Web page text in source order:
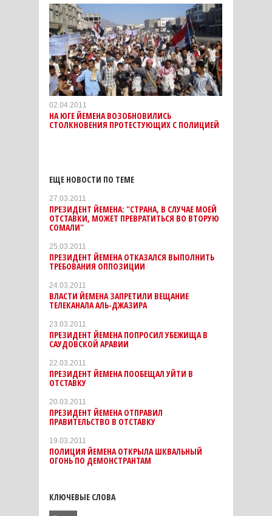
02.04.2011
НА ЮГЕ ЙЕМЕНА ВОЗОБНОВИЛИСЬ
СТОЛКНОВЕНИЯ ПРОТЕСТУЮЩИХ С ПОЛИЦИЕЙ
ЕЩЕ НОВОСТИ ПО ТЕМЕ
27.03.2011
ПРЕЗИДЕНТ ЙЕМЕНА: "СТРАНА, В СЛУЧАЕ МОЕЙ
ОТСТАВКИ, МОЖЕТ ПРЕВРАТИТЬСЯ ВО ВТОРУЮ
СОМАЛИ"
25.03.2011
ПРЕЗИДЕНТ ЙЕМЕНА ОТКАЗАЛСЯ ВЫПОЛНИТЬ
ТРЕБОВАНИЯ ОППОЗИЦИИ
24.03.2011
ВЛАСТИ ЙЕМЕНА ЗАПРЕТИЛИ ВЕЩАНИЕ
ТЕЛЕКАНАЛА АЛЬ-ДЖАЗИРА
23.03.2011
ПРЕЗИДЕНТ ЙЕМЕНА ПОПРОСИЛ УБЕЖИЩА В
САУДОВСКОЙ АРАВИИ
22.03.2011
ПРЕЗИДЕНТ ЙЕМЕНА ПООБЕЩАЛ УЙТИ В
ОТСТАВКУ
20.03.2011
ПРЕЗИДЕНТ ЙЕМЕНА ОТПРАВИЛ
ПРАВИТЕЛЬСТВО В ОТСТАВКУ
19.03.2011
ПОЛИЦИЯ ЙЕМЕНА ОТКРЫЛА ШКВАЛЬНЫЙ
ОГОНЬ ПО ДЕМОНСТРАНТАМ
КЛЮЧЕВЫЕ СЛОВА